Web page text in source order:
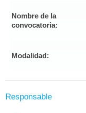
Nombre de la
convocatoria:
Modalidad:
Responsable